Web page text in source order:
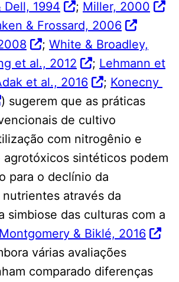
Dell, 1994 ; Miller, 2000
& Frossard, 2006
; White & Broadley,
et al., 2012 ; Lehmann et
et al., 2016 ; Konecny ​​
) sugerem que as práticas
de cultivo
com nitrogênio e
agrotóxicos sintéticos podem
para o declínio da
através da
simbiose das culturas com a
Montgomery & Biklé, 2016
várias avaliações
comparado diferenças